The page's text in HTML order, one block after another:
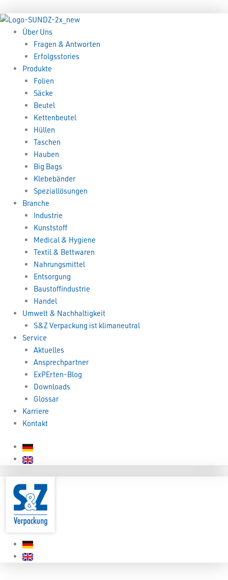
Inhalt
springenÜber Uns
Fragen & Antworten
Erfolgsstories
Produkte
Folien
Säcke
Beutel
Kettenbeutel
Hüllen
Taschen
Hauben
Big Bags
Klebebänder
Speziallösungen
Branche
Industrie
Kunststoff
Medical & Hygiene
Textil & Bettwaren
Nahrungsmittel
Entsorgung
Baustoffindustrie
Handel
Umwelt & Nachhaltigkeit
S&Z Verpackung ist klimaneutral
Service
Aktuelles
Ansprechpartner
ExPErten-Blog
Downloads
Glossar
Karriere
Kontakt